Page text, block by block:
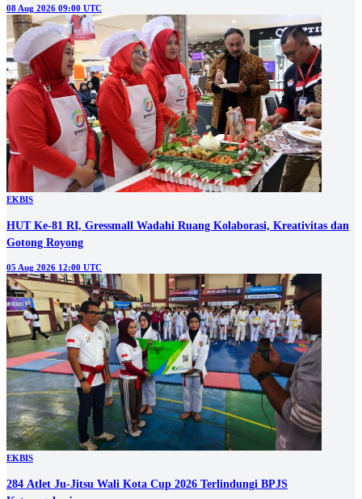
08 Aug 2026 09:00 UTC
EKBIS
HUT Ke-81 RI, Gressmall Wadahi Ruang Kolaborasi, Kreativitas dan
Gotong Royong
05 Aug 2026 12:00 UTC
EKBIS
284 Atlet Ju-Jitsu Wali Kota Cup 2026 Terlindungi BPJS